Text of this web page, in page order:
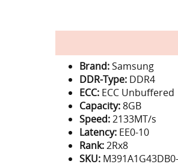
Brand:Samsung
DDR-Type: DDR4
ECC: ECC Unbuffered
Capacity:8GB
Speed:2133MT/s
Latency: EE0-10
Rank:2Rx8
SKU: